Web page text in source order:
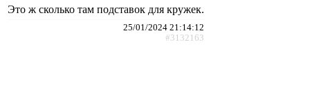
Это ж сколько там подставок для кружек.
25/01/2024 21:14:12
#3132163